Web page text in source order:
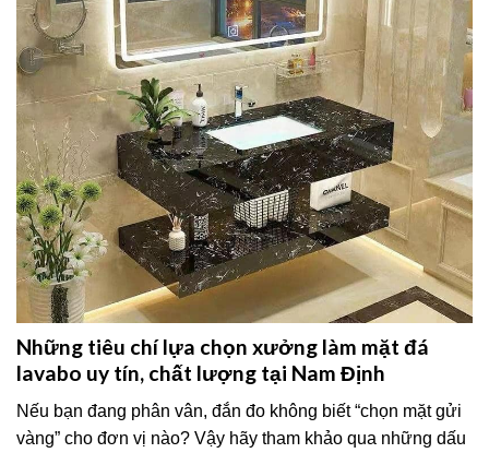
Những tiêu chí lựa chọn xưởng làm mặt đá
lavabo uy tín, chất lượng tại Nam Định
Nếu bạn đang phân vân, đắn đo không biết “chọn mặt gửi
vàng” cho đơn vị nào? Vậy hãy tham khảo qua những dấu